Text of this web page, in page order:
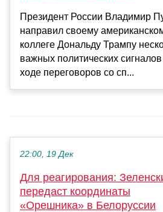
Президент России Владимир
направил своему
коллеге Дональду Трампу
важных политических сигналов
ходе переговоров со сп...
22:00, 19 Дек
Для реагирования:
передаст координаты
«Орешника» в Белоруссии